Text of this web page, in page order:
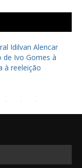
Idilvan Alencar
de Ivo Gomes à
à reeleição